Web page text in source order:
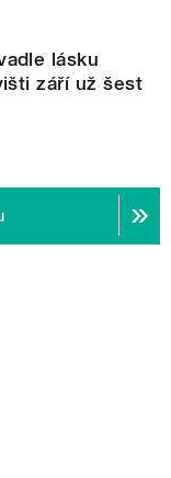
lásku
září už šest